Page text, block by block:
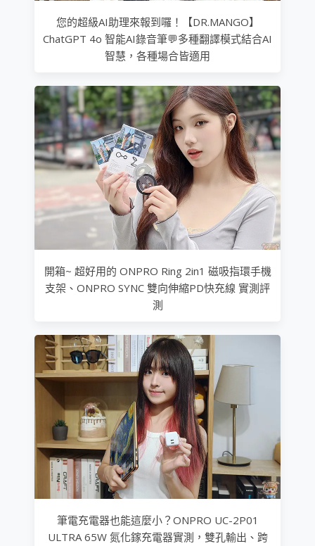
您的超級AI助理來報到囉！【DR.MANGO】
ChatGPT 4o 智能AI錄音筆💬多種翻譯模式結合AI
智慧，各種場合皆適用
開箱~ 超好用的 ONPRO Ring 2in1 磁吸指環手機
支架、ONPRO SYNC 雙向伸縮PD快充線 實測評
測
筆電充電器也能這麼小？ONPRO UC-2P01
ULTRA 65W 氮化鎵充電器實測，雙孔輸出、跨